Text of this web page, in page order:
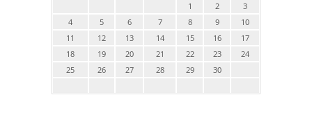
1
2
3
4
5 6 7 8 9
10
11
12 13 14 15 16
17
18
19 20 21 22 23
24
25
26 27 28 29 30